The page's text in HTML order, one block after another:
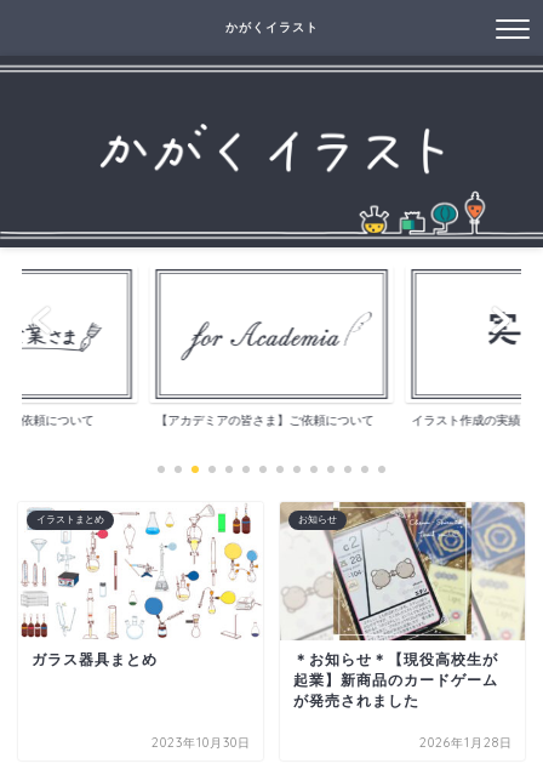
かがくイラスト
ご依頼について 【アカデミアの皆さま】ご依頼について イラスト作成の実績
イラストまとめ
ガラス器具まとめ
2023年10月30日
お知らせ
＊お知らせ＊【現役高校生が
起業】新商品のカードゲーム
が発売されました
2026年1月28日